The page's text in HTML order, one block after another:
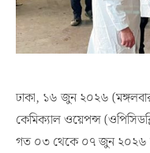
ঢাকা, ১৬ জুন ২০২৬
কেমিক্যাল ওয়েপন্স
গত ০৩ থেকে ০৭ জুন ২০২৬